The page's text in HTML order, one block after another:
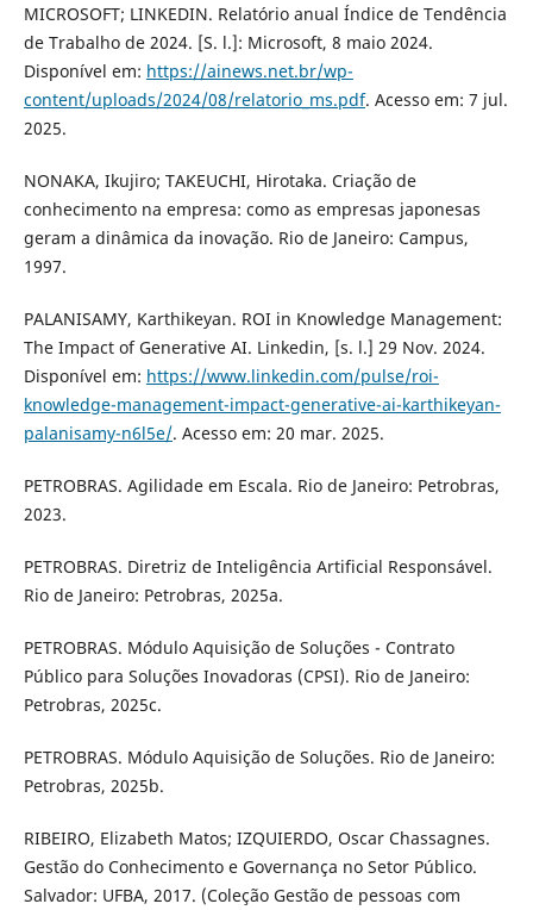
MICROSOFT; LINKEDIN. Relatório anual Índice de Tendência
de Trabalho de 2024. [S. l.]: Microsoft, 8 maio 2024.
Disponível em: https://ainews.net.br/wp-
content/uploads/2024/08/relatorio_ms.pdf. Acesso em: 7 jul.
2025.
NONAKA, Ikujiro; TAKEUCHI, Hirotaka. Criação de
conhecimento na empresa: como as empresas japonesas
geram a dinâmica da inovação. Rio de Janeiro: Campus,
1997.
PALANISAMY, Karthikeyan. ROI in Knowledge Management:
The Impact of Generative AI. Linkedin, [s. l.] 29 Nov. 2024.
Disponível em: https://www.linkedin.com/pulse/roi-
knowledge-management-impact-generative-ai-karthikeyan-
palanisamy-n6l5e/. Acesso em: 20 mar. 2025.
PETROBRAS. Agilidade em Escala. Rio de Janeiro: Petrobras,
2023.
PETROBRAS. Diretriz de Inteligência Artificial Responsável.
Rio de Janeiro: Petrobras, 2025a.
PETROBRAS. Módulo Aquisição de Soluções - Contrato
Público para Soluções Inovadoras (CPSI). Rio de Janeiro:
Petrobras, 2025c.
PETROBRAS. Módulo Aquisição de Soluções. Rio de Janeiro:
Petrobras, 2025b.
RIBEIRO, Elizabeth Matos; IZQUIERDO, Oscar Chassagnes.
Gestão do Conhecimento e Governança no Setor Público.
Salvador: UFBA, 2017. (Coleção Gestão de pessoas com